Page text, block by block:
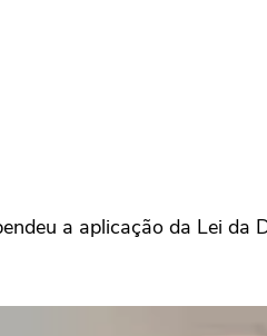
a aplicação da Lei